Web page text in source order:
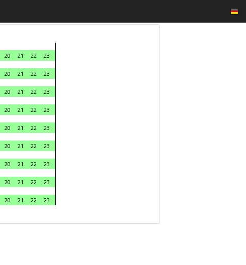
20 21 22
23
20 21 22
23
20 21 22
23
20 21 22
23
20 21 22
23
20 21 22
23
20 21 22
23
20 21 22
23
20 21 22
23